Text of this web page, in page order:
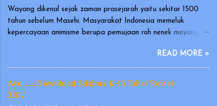
Wayang dikenal sejak zaman prasejarah yaitu sekitar 1500
tahun sebelum Masehi. Masyarakat Indonesia memeluk
kepercayaan animisme berupa pemujaan roh nenek moyang
bentuk arca atau gambar. Wayang merupakan seni tradisional
Indonesia yang terutama berkembang di Pulau Jawa dan Bali.
Pertunjukan wayang telah diakui oleh UNESCO pada
tanggal 7 November 2003, sebagai karya kebudayaan yang
READ MORE »
Ayo.......Download Silabus K-13 Edisi Revisi
2017